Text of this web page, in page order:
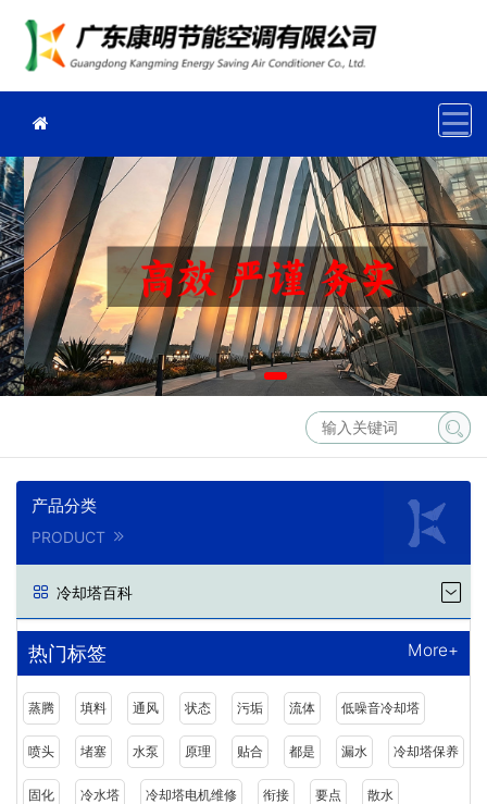
产品分类
PRODUCT
冷却塔百科
热门标签 More+
蒸腾 填料 通风 状态 污垢 流体 低噪音冷却塔
喷头 堵塞 水泵 原理 贴合 都是 漏水 冷却塔保养
固化 冷水塔 冷却塔电机维修 衔接 要点 散水